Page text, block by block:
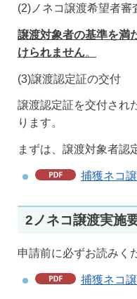
(2)ノネコ譲渡希望者審
譲渡対象者の基準を満
けられません
(3)譲渡認定証の交付
譲渡認定証を交付され
ります。
まずは、譲渡対象者認
捕獲ネコ
2ノネコ譲渡実施
申請前に必ずお読みく
捕獲ネコ